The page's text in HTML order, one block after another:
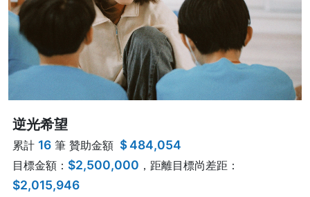
逆光希望
累計 16 筆 贊助金額 ＄484,054
目標金額： $2,500,000 ，距離目標尚差距：
$2,015,946